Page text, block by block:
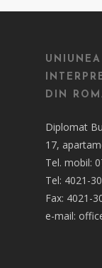
DIN
Diplomat
17,
Tel. mobil:
Tel: 4021-
Fax: 4021-
e-mail: